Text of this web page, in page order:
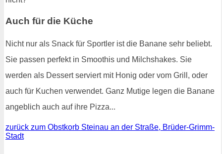
Auch für die Küche
Nicht nur als Snack für Sportler ist die Banane sehr beliebt.
Sie passen perfekt in Smoothis und Milchshakes. Sie
werden als Dessert serviert mit Honig oder vom Grill, oder
auch für Kuchen verwendet. Ganz Mutige legen die Banane
angeblich auch auf ihre Pizza...
zurück zum Obstkorb Steinau an der Straße, Brüder-Grimm-
Stadt